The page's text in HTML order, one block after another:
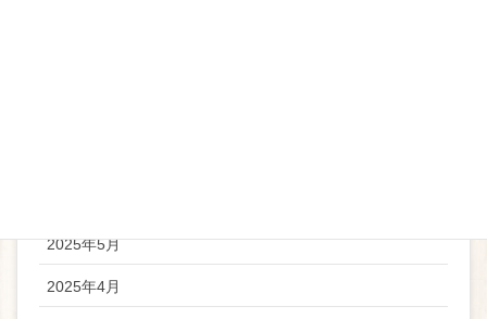
2025年5月
2025年4月